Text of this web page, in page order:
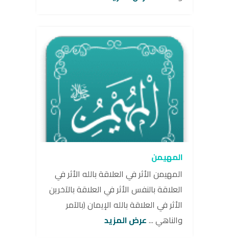
المهيمن
المهيمن الأثر في العلاقة بالله الأثر في
العلاقة بالنفس الأثر في العلاقة بالآخرين
الأثر في العلاقة بالله الإيمان (بالآمر
والناهي ...عرض المزيد